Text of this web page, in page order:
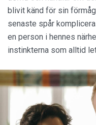
blivit känd för sin
senaste spår
en person i hennes
instinkterna som alltid